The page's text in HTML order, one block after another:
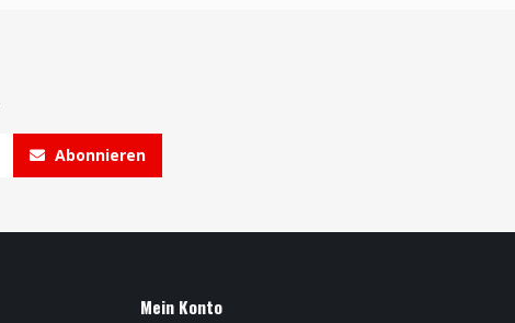
Abonnieren
Mein Konto